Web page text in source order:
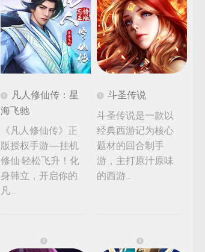
凡人修仙传：星
海飞驰
《凡人修仙传》正
版授权手游—挂机
修仙·轻松飞升！化
身韩立，开启你的
凡...
斗圣传说
斗圣传说是一款以
经典西游记为核心
题材的回合制手
游，主打原汁原味
的西游...